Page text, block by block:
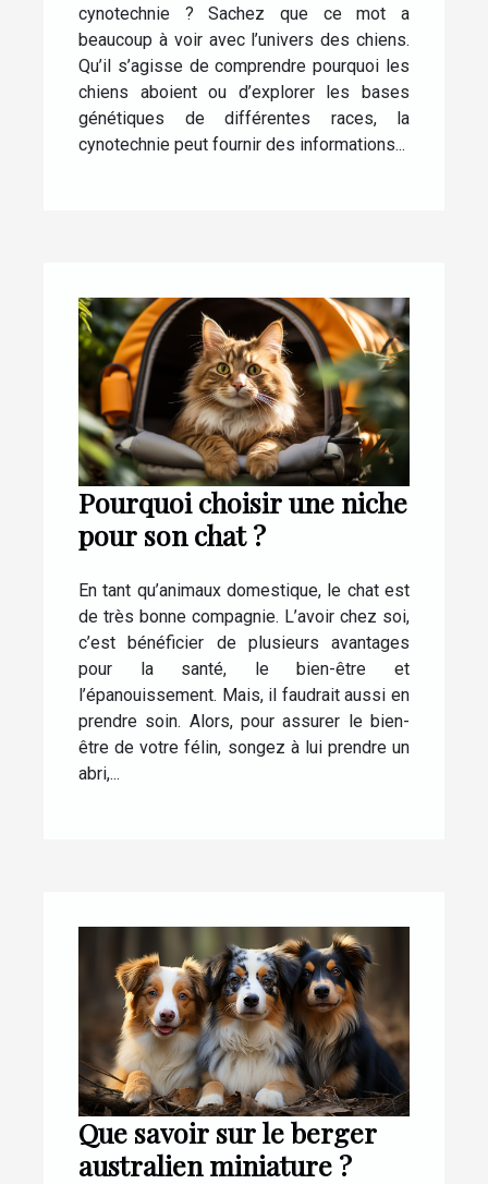
cynotechnie ? Sachez que ce mot a
beaucoup à voir avec l’univers des chiens.
Qu’il s’agisse de comprendre pourquoi les
chiens aboient ou d’explorer les bases
génétiques de différentes races, la
cynotechnie peut fournir des informations...
Pourquoi choisir une niche
pour son chat ?
En tant qu’animaux domestique, le chat est
de très bonne compagnie. L’avoir chez soi,
c’est bénéficier de plusieurs avantages
pour la santé, le bien-être et
l’épanouissement. Mais, il faudrait aussi en
prendre soin. Alors, pour assurer le bien-
être de votre félin, songez à lui prendre un
abri,...
Que savoir sur le berger
australien miniature ?